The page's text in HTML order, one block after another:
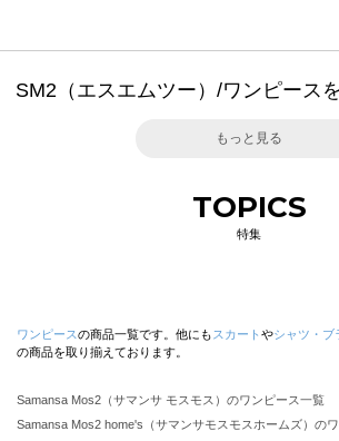
SM2（エスエムツー）/ワンピース
もっと見る
TOPICS
特集
ワンピースの商品一覧です。他にも スカート やシャツ・ブ
の商品を取り揃えております。
Samansa Mos2（サマンサ モスモス）のワンピース一覧
Samansa Mos2 home's（サマンサモスモスホームズ）の